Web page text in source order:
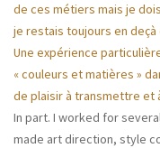
de ces métiers mais je
je restais toujours en
Une expérience
« couleurs et matières »
de plaisir à transmettre et
In part. I worked for
made art direction, style